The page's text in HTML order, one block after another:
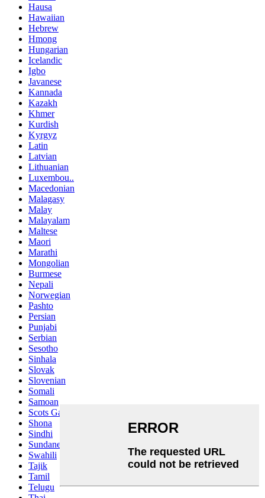
Hausa
Hawaiian
Hebrew
Hmong
Hungarian
Icelandic
Igbo
Javanese
Kannada
Kazakh
Khmer
Kurdish
Kyrgyz
Latin
Latvian
Lithuanian
Luxembou..
Macedonian
Malagasy
Malay
Malayalam
Maltese
Maori
Marathi
Mongolian
Burmese
Nepali
Norwegian
Pashto
Persian
Punjabi
Serbian
Sesotho
Sinhala
Slovak
Slovenian
Somali
Samoan
Scots Gaelic
Shona
Sindhi
Sundanese
Swahili
Tajik
Tamil
Telugu